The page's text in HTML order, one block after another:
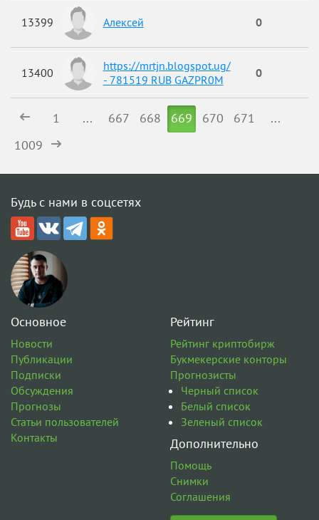
13399 Алексей 0
13400
https://mrtjn.blogspot.ug/
- 781519 RUB GAZPR0M
0
1 ... 667 668 669 670 671
...
1009
Будь с нами в соцсетях
Основное
Новости
Публикации
Подписки
Обсуждения
Прогнозы
Статьи пользователей
Контакты
Рейтинг
Рейтинг криптобирж
Букмекерские конторы
Прогнозисты
Черный список
Белый список
Зеленый список
Дополнительно
Помощь
Снимки
Соглашения